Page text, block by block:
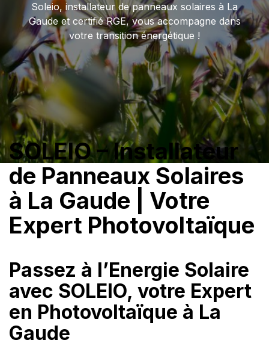
Soleio, installateur de panneaux solaires à La
Gaude et certifié RGE, vous accompagne dans
votre transition énergétique !
SOLEIO – Installateur
de Panneaux Solaires
à La Gaude | Votre
Expert Photovoltaïque
Passez à l’Energie Solaire
avec SOLEIO, votre Expert
en Photovoltaïque à La
Gaude